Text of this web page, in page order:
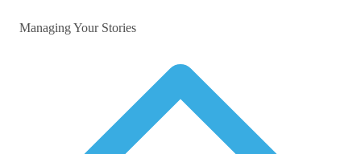
Managing Your Stories